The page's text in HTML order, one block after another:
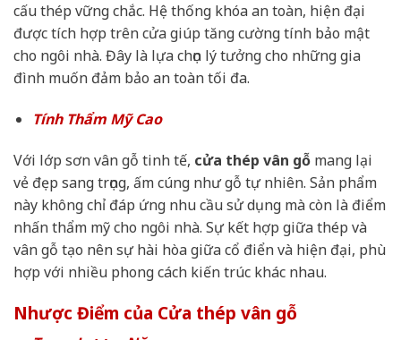
cấu thép vững chắc. Hệ thống khóa an toàn, hiện đại
được tích hợp trên cửa giúp tăng cường tính bảo mật
cho ngôi nhà. Đây là lựa chọn lý tưởng cho những gia
đình muốn đảm bảo an toàn tối đa.
Tính Thẩm Mỹ Cao
Với lớp sơn vân gỗ tinh tế, cửa thép vân gỗ mang lại
vẻ đẹp sang trọng, ấm cúng như gỗ tự nhiên. Sản phẩm
này không chỉ đáp ứng nhu cầu sử dụng mà còn là điểm
nhấn thẩm mỹ cho ngôi nhà. Sự kết hợp giữa thép và
vân gỗ tạo nên sự hài hòa giữa cổ điển và hiện đại, phù
hợp với nhiều phong cách kiến trúc khác nhau.
Nhược Điểm của Cửa thép vân gỗ